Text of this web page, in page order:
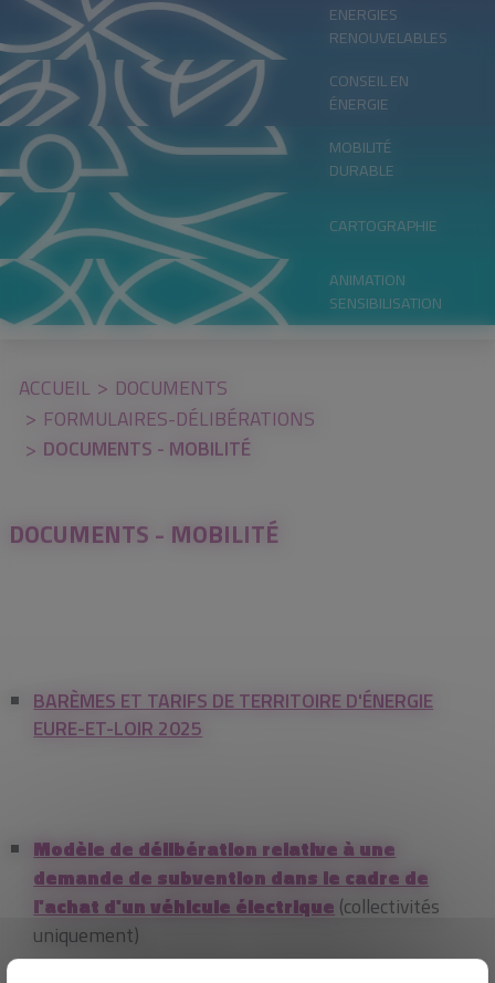
ENERGIES
RENOUVELABLES
CONSEIL EN
ÉNERGIE
MOBILITÉ
DURABLE
CARTOGRAPHIE
ANIMATION
SENSIBILISATION
ACCUEIL
DOCUMENTS
FORMULAIRES-DÉLIBÉRATIONS
DOCUMENTS - MOBILITÉ
DOCUMENTS - MOBILITÉ
BARÈMES ET TARIFS DE TERRITOIRE D'ÉNERGIE
EURE-ET-LOIR 2025
Modèle de délibération relative à une
demande de subvention dans le cadre de
l'achat d'un véhicule électrique (collectivités
uniquement)